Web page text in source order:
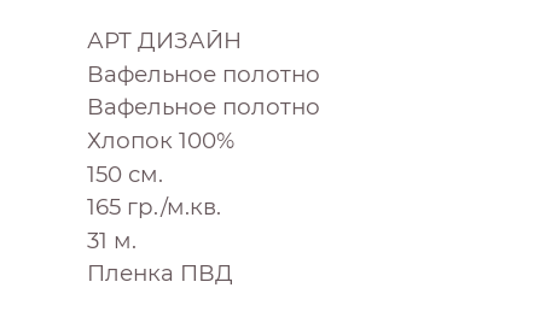
АРТ ДИЗАЙН
Вафельное полотно
Вафельное полотно
Хлопок 100%
150 см.
165 гр./м.кв.
31 м.
Пленка ПВД